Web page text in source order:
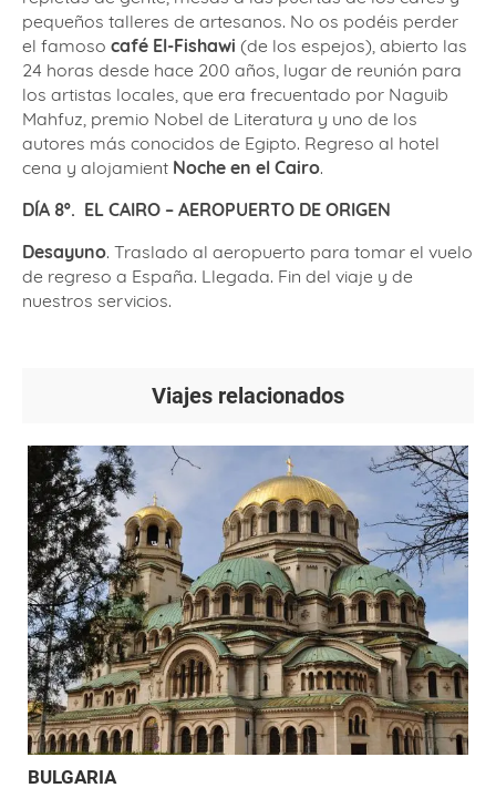
pequeños talleres de artesanos. No os podéis perder
el famoso café El-Fishawi (de los espejos), abierto las
24 horas desde hace 200 años, lugar de reunión para
los artistas locales, que era frecuentado por Naguib
Mahfuz, premio Nobel de Literatura y uno de los
autores más conocidos de Egipto. Regreso al hotel
cena y alojamient Noche en el Cairo.
DÍA 8º. EL CAIRO – AEROPUERTO DE ORIGEN
Desayuno. Traslado al aeropuerto para tomar el vuelo
de regreso a España. Llegada. Fin del viaje y de
nuestros servicios.
Viajes relacionados
BULGARIA